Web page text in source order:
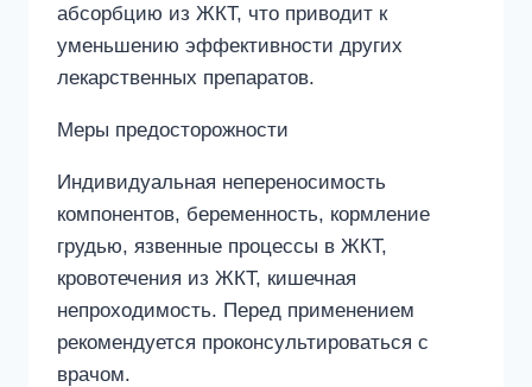
абсорбцию из ЖКТ, что приводит к
уменьшению эффективности других
лекарственных препаратов.
Меры предосторожности
Индивидуальная непереносимость
компонентов, беременность, кормление
грудью, язвенные процессы в ЖКТ,
кровотечения из ЖКТ, кишечная
непроходимость. Перед применением
рекомендуется проконсультироваться с
врачом.